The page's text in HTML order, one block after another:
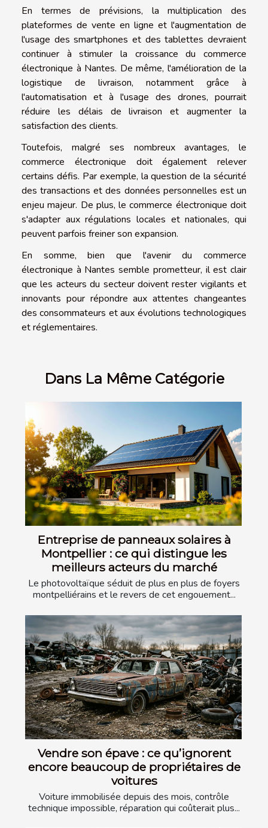
En termes de prévisions, la multiplication des
plateformes de vente en ligne et l'augmentation de
l'usage des smartphones et des tablettes devraient
continuer à stimuler la croissance du commerce
électronique à Nantes. De même, l'amélioration de la
logistique de livraison, notamment grâce à
l'automatisation et à l'usage des drones, pourrait
réduire les délais de livraison et augmenter la
satisfaction des clients.
Toutefois, malgré ses nombreux avantages, le
commerce électronique doit également relever
certains défis. Par exemple, la question de la sécurité
des transactions et des données personnelles est un
enjeu majeur. De plus, le commerce électronique doit
s'adapter aux régulations locales et nationales, qui
peuvent parfois freiner son expansion.
En somme, bien que l'avenir du commerce
électronique à Nantes semble prometteur, il est clair
que les acteurs du secteur doivent rester vigilants et
innovants pour répondre aux attentes changeantes
des consommateurs et aux évolutions technologiques
et réglementaires.
Dans La Même Catégorie
Entreprise de panneaux solaires à
Montpellier : ce qui distingue les
meilleurs acteurs du marché
Le photovoltaïque séduit de plus en plus de foyers
montpelliérains et le revers de cet engouement...
Vendre son épave : ce qu’ignorent
encore beaucoup de propriétaires de
voitures
Voiture immobilisée depuis des mois, contrôle
technique impossible, réparation qui coûterait plus...